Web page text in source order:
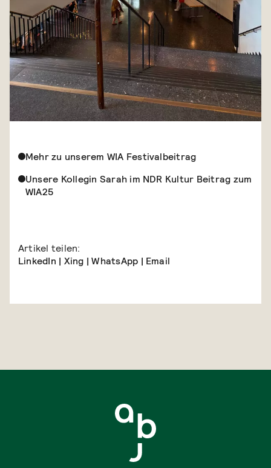
Mehr zu unserem WIA Festivalbeitrag
Unsere Kollegin Sarah im NDR Kultur Beitrag zum
WIA25
Artikel teilen:
LinkedIn | Xing |WhatsApp | Email